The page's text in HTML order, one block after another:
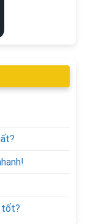
tốt?